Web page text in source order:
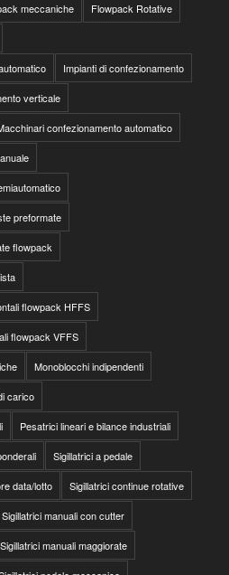
meccaniche Flowpack Rotative
Impianti di confezionamento
verticale
confezionamento automatico
preformate
flowpack
flowpack HFFS
flowpack VFFS
Monoblocchi indipendenti
carico
Pesatrici lineari e bilance industriali
Sigillatrici a pedale
data/lotto Sigillatrici continue rotative
Sigillatrici manuali con cutter
Sigillatrici manuali maggiorate